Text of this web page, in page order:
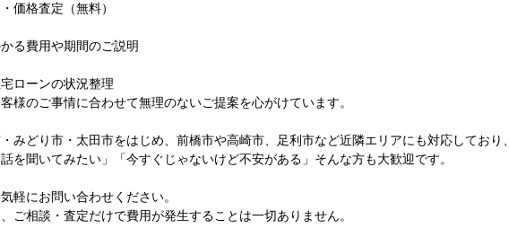
価格査定（無料）
る費用や期間のご説明
ローンの状況整理
様のご事情に合わせて無理のないご提案を心がけています。
みどり市・太田市をはじめ、前橋市や高崎市、足利市など近隣エリアにも対応しており、
話を聞いてみたい」「今すぐじゃないけど不安がある」そんな方も大歓迎です。
軽にお問い合わせください。
ご相談・査定だけで費用が発生することは一切ありません。